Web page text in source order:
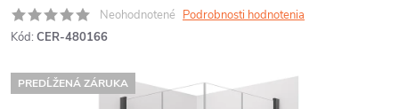
Neohodnotené Podrobnosti hodnotenia
Kód: CER-480166
PREDĹŽENÁ ZÁRUKA